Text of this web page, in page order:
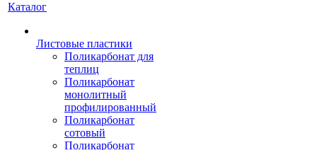
Каталог
Листовые пластики
Поликарбонат для
теплиц
Поликарбонат
монолитный
профилированный
Поликарбонат
сотовый
Поликарбонат